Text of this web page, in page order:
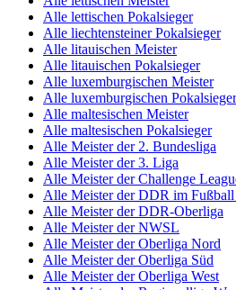
Alle lettischen Pokalsieger
Alle liechtensteiner Pokalsieger
Alle litauischen Meister
Alle litauischen Pokalsieger
Alle luxemburgischen Meister
Alle luxemburgischen Pokalsieger
Alle maltesischen Meister
Alle maltesischen Pokalsieger
Alle Meister der 2. Bundesliga
Alle Meister der 3. Liga
Alle Meister der Challenge
Alle Meister der DDR im Fußball
Alle Meister der DDR-Oberliga
Alle Meister der NWSL
Alle Meister der Oberliga Nord
Alle Meister der Oberliga Süd
Alle Meister der Oberliga West